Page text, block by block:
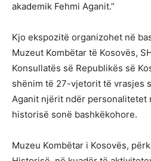
akademik Fehmi Aganit.”
Kjo ekspozitë organizohet në
Muzeut Kombëtar të Kosovës,
Konsullatës së Republikës së
shënim të 27-vjetorit të vrasjes
Aganit njërit ndër personalitetet
historisë sonë bashkëkohore.
Muzeu Kombëtar i Kosovës,